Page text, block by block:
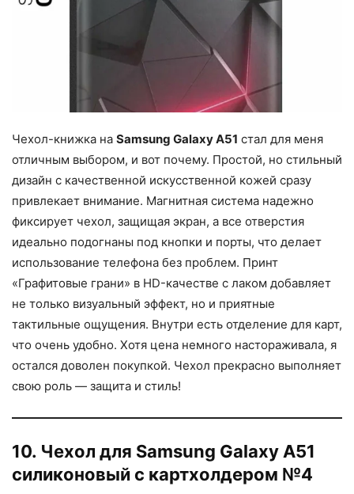
Чехол-книжка на Samsung Galaxy A51 стал для меня
отличным выбором, и вот почему. Простой, но стильный
дизайн с качественной искусственной кожей сразу
привлекает внимание. Магнитная система надежно
фиксирует чехол, защищая экран, а все отверстия
идеально подогнаны под кнопки и порты, что делает
использование телефона без проблем. Принт
«Графитовые грани» в HD-качестве с лаком добавляет
не только визуальный эффект, но и приятные
тактильные ощущения. Внутри есть отделение для карт,
что очень удобно. Хотя цена немного настораживала, я
остался доволен покупкой. Чехол прекрасно выполняет
свою роль — защита и стиль!
10. Чехол для Samsung Galaxy A51
силиконовый с картхолдером №4